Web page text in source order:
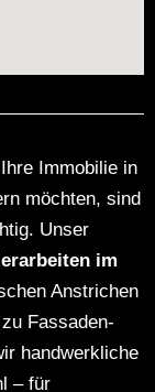
Immobilie in
möchten, sind
Unser
im
Anstrichen
Fassaden-
handwerkliche
– für